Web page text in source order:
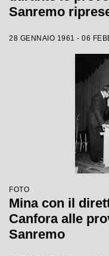
Sanremo
28 GENNAIO 1961 - 06
FOTO
Mina con il
Canfora alle
Sanremo